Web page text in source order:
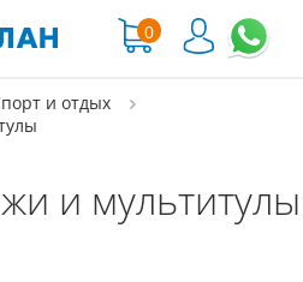
0
и отдых
и мультитулы